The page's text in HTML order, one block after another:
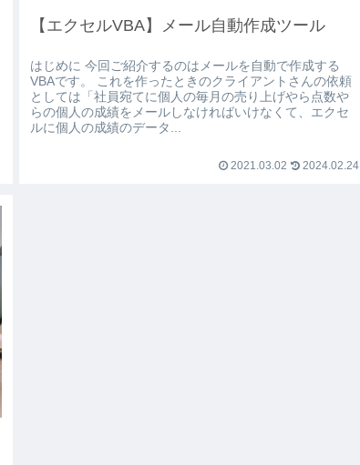
【エクセルVBA】メール自動作成ツール
はじめに 今回ご紹介するのはメールを自動で作成する
VBAです。 これを作ったときのクライアントさんの依頼
としては「社員宛てに個人の毎月の売り上げやら点数や
らの個人の成績をメールしなければいけなくて、エクセ
ルに個人の成績のデータ...
2021.03.02 2024.02.24